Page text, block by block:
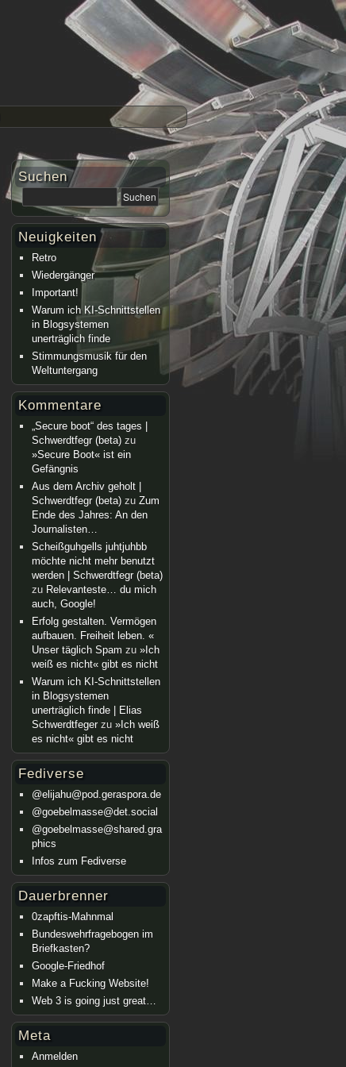
Suchen
Neuigkeiten
Retro
Wiedergänger
Important!
Warum ich KI-Schnittstellen
in Blogsystemen
unerträglich finde
Stimmungsmusik für den
Weltuntergang
Kommentare
„Secure boot“ des tages |
Schwerdtfegr (beta)zu
»Secure Boot« ist ein
Gefängnis
Aus dem Archiv geholt |
Schwerdtfegr (beta)zu Zum
Ende des Jahres: An den
Journalisten…
Scheißguhgells juhtjuhbb
möchte nicht mehr benutzt
werden | Schwerdtfegr (beta)
zu Relevanteste… du mich
auch, Google!
Erfolg gestalten. Vermögen
aufbauen. Freiheit leben. «
Unser täglich Spam zu »Ich
weiß es nicht« gibt es nicht
Warum ich KI-Schnittstellen
in Blogsystemen
unerträglich finde | Elias
Schwerdtfegerzu »Ich weiß
es nicht« gibt es nicht
Fediverse
@elijahu@pod.geraspora.de
@goebelmasse@det.social
@goebelmasse@shared.gra
phics
Infos zum Fediverse
Dauerbrenner
0zapftis-Mahnmal
Bundeswehrfragebogen im
Briefkasten?
Google-Friedhof
Make a Fucking Website!
Web 3 is going just great…
Meta
Anmelden